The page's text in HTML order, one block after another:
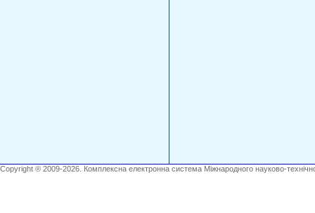
Copyright ® 2009-2026. Комплексна електронна система Міжнародного науково-